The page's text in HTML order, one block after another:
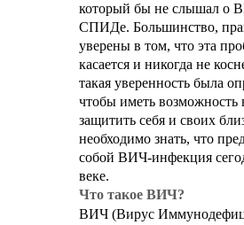
который бы не слышал о
СПИДе. Большинство,
уверены в том, что эта
касается и никогда не
такая уверенность была
чтобы иметь возможность
защитить себя и своих
необходимо знать, что
собой ВИЧ-инфекция
веке.
Что такое ВИЧ?
ВИЧ (Вирус